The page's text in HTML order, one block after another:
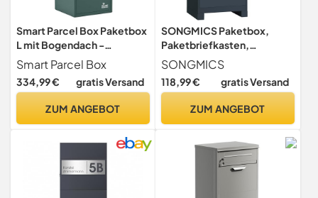
Smart Parcel Box Paketbox
L mit Bogendach -
Paketbriefkasten, grün
Smart Parcel Box
334,99 € gratis Versand
ZUM ANGEBOT
SONGMICS Paketbox,
Paketbriefkasten,
Briefkasten mit Paketfach,
Paketkasten XXL, für
Briefe, Pakete, Schloss mit
Stahl, anthrazit
SONGMICS
118,99 € gratis Versand
ZUM ANGEBOT